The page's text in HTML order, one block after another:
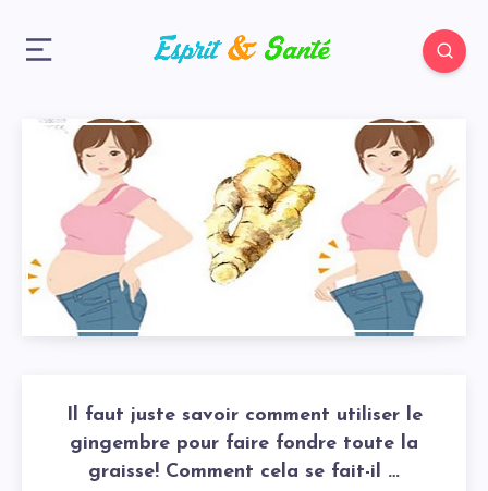
Il faut juste savoir comment utiliser le
gingembre pour faire fondre toute la
graisse! Comment cela se fait-il …